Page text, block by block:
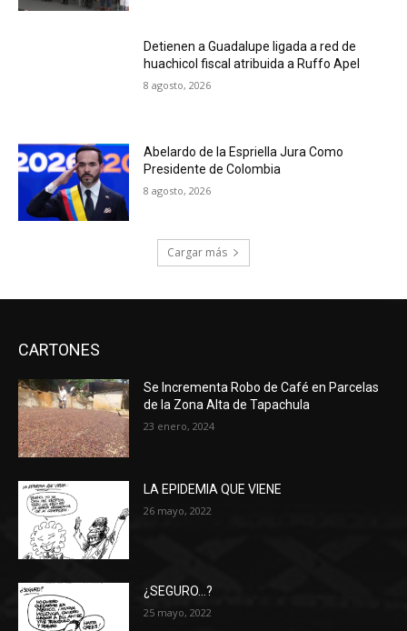
Detienen a Guadalupe ligada a red de
huachicol fiscal atribuida a Ruffo Apel
8 agosto, 2026
Abelardo de la Espriella Jura Como
Presidente de Colombia
8 agosto, 2026
Cargar más
CARTONES
Se Incrementa Robo de Café en Parcelas
de la Zona Alta de Tapachula
23 enero, 2024
LA EPIDEMIA QUE VIENE
26 mayo, 2022
¿SEGURO…?
25 mayo, 2022